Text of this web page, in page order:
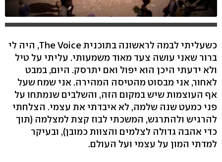
hlsjs-lite: Network error
כשעליתי לבמה לראשונה בתוכנית The Voice, היה לי
ברור שאני עושה צעד מאוד משמעותי. עליתי על טיל
ולא ידעתי היכן הוא יפול ואם יתרסק. היום, במבט
לאחור, אני מבסוט מהטיסה המהירה. אני שמח שעל
אף העוצמות שיש במקום הזה, והשלבים שנמתחו על
פני כמעט שנה שלמה, לא איבדתי את עצמי. הצלחתי
להרגיש ולהתרגש, המשכתי לבוז קצת למצלמה (תוך
כדי אהבה גדולה לצלמים והצוות כמובן), ובעיקר
למדתי המון על עצמי ועל העולם.